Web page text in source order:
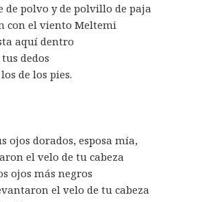
de polvo y de polvillo de paja
con el viento Meltemi
aquí dentro
dedos
de los pies.
ojos dorados, esposa mía,
el velo de tu cabeza
ojos más negros
el velo de tu cabeza